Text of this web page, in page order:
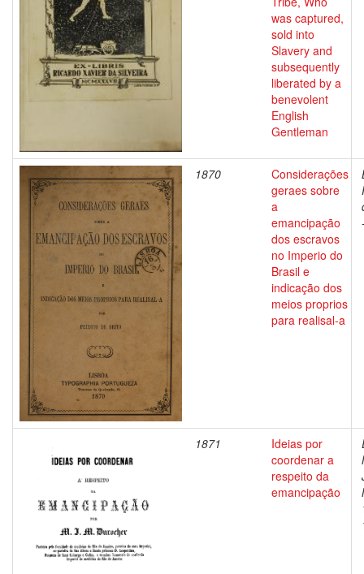
was captured,
sold into
Slavery and
subsequently
liberated by a
benevolent
English
Gentleman
1870
Considerações
geraes sobre
a
emancipação
dos escravos
no Imperio do
Brasil e
indicação dos
meios proprios
para realisal-a
1871
Ideias por
coordenar a
respeito da
emancipação